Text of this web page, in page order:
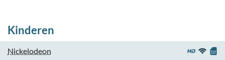
Kinderen
Nickelodeon